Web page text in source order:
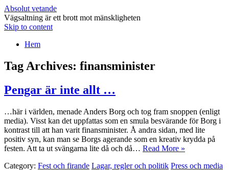
Absolut vetande
Vägsaltning är ett brott mot mänskligheten
Skip to content
Hem
Tag Archives: finansminister
Pengar är inte allt …
…här i världen, menade Anders Borg och tog fram snoppen (enligt
media). Visst kan det uppfattas som en smula besvärande för Borg i
kontrast till att han varit finansminister. Å andra sidan, med lite
positiv syn, kan man se Borgs agerande som en kreativ krydda på
festen. Att ta ut svängarna lite då och då… Read More »
Category: Fest och firande Lagar, regler och politik Press och media